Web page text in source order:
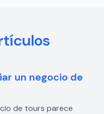
un negocio de
de tours parece